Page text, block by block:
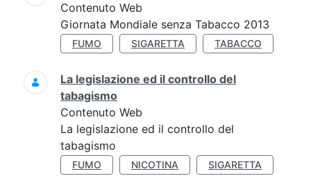
Contenuto Web
Giornata Mondiale senza Tabacco 2013
FUMO SIGARETTA TABACCO
La legislazione ed il controllo del
tabagismo
Contenuto Web
La legislazione ed il controllo del
tabagismo
FUMO NICOTINA
SIGARETTA